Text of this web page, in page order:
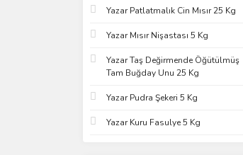
Yazar Patlatmalık Cin Mısır 25 Kg
Yazar Mısır Nişastası 5 Kg
Yazar Taş Değirmende Öğütülmüş
Tam Buğday Unu 25 Kg
Yazar Pudra Şekeri 5 Kg
Yazar Kuru Fasulye 5 Kg